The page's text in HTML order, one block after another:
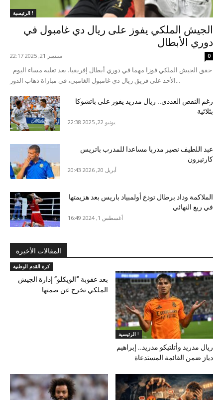
الرئيسية !
الجيش الملكي يفوز على ريال دي غامبول في
دوري الأبطال
سبتمبر 21, 2025 22:17 0
الأحد على فريق ريال دي غامبول الغامبي، في مباراة ذهاب الدور...
رغم النقص العددي.. ريال مدريد يفوز على باتشوكا
بثلاثية
يونيو 22, 2025 22:38
عبد اللطيف نصير مدربا مساعدا للمدرب باتريس
كارتيرون
أبريل 20, 2026 20:43
الملاكمة وداد برطال تودع أولمبياد باريس بعد هزيمتها
في ربع النهائي
أغسطس 1, 2024 16:49
المقالات الأخيرة
كرة القدم الوطنية
بعد عقوبة “الويكلو” إدارة الجيش
الملكي تخرج عن صمتها
الرئيسية !
ريال مدريد وأتلتيكو مدريد.. إبراهيم
دياز ضمن القائمة المستدعاة